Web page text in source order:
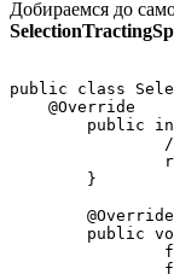
Добираемся до
public class
    @Override